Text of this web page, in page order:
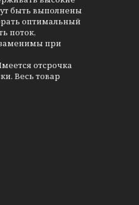
быть выполнены
оптимальный
поток,
при
отсрочка
Весь товар